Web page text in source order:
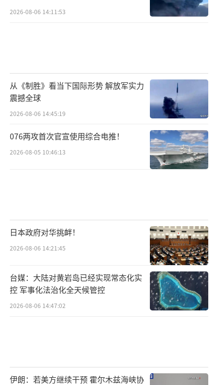
2026-08-06 14:11:53
从《制胜》看当下国际形势 解放军实力
震撼全球
2026-08-06 14:45:19
076两攻首次官宣使用综合电推！
2026-08-05 10:46:13
日本政府对华挑衅！
2026-08-06 14:21:45
台媒：大陆对黄岩岛已经实现常态化实
控 军事化法治化全天候管控
2026-08-06 14:47:02
伊朗：若美方继续干预 霍尔木兹海峡协